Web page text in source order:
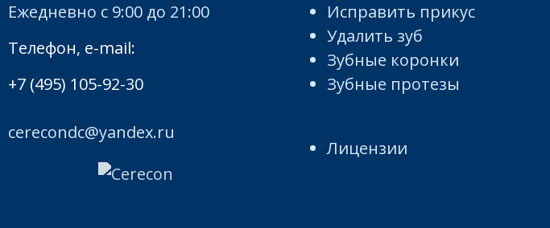
Ежедневно с 9:00 до 21:00
Телефон, e-mail:
+7 (495) 105-92-30
cerecondc@yandex.ru
Исправить прикус
Удалить зуб
Зубные коронки
Зубные протезы
Лицензии